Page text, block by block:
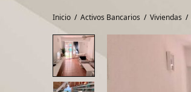
Inicio / Activos Bancarios / Viviendas /